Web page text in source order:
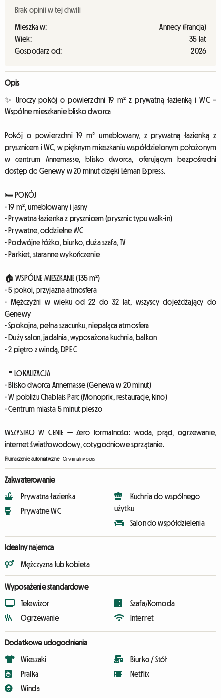
Brak opinii w tej chwili
Mieszka w:
Annecy (Francja)
Wiek:
35 lat
Gospodarz od:
2026
Opis
✨ Uroczy pokój o powierzchni 19 m² z prywatną łazienką i WC –
Wspólne mieszkanie blisko dworca
Pokój o powierzchni 19 m² umeblowany, z prywatną łazienką z
prysznicem i WC, w pięknym mieszkaniu współdzielonym położonym
w centrum Annemasse, blisko dworca, oferującym bezpośredni
dostęp do Genewy w 20 minut dzięki Léman Express.
🛏️ POKÓJ
- 19 m², umeblowany i jasny
- Prywatna łazienka z prysznicem (prysznic typu walk-in)
- Prywatne, oddzielne WC
- Podwójne łóżko, biurko, duża szafa, TV
- Parkiet, staranne wykończenie
🏠 WSPÓLNE MIESZKANIE (135 m²)
- 5 pokoi, przyjazna atmosfera
- Mężczyźni w wieku od 22 do 32 lat, wszyscy dojeżdżający do
Genewy
- Spokojna, pełna szacunku, niepaląca atmosfera
- Duży salon, jadalnia, wyposażona kuchnia, balkon
- 2 piętro z windą, DPE C
📍 LOKALIZACJA
- Blisko dworca Annemasse (Genewa w 20 minut)
- W pobliżu Chablais Parc (Monoprix, restauracje, kino)
- Centrum miasta 5 minut pieszo
WSZYSTKO W CENIE — Zero formalności: woda, prąd, ogrzewanie,
internet światłowodowy, cotygodniowe sprzątanie.
Tłumaczenie automatyczne-Oryginalny opis
Zakwaterowanie
Prywatna łazienka
Prywatne WC
Kuchnia do wspólnego
użytku
Salon do współdzielenia
Idealny najemca
Mężczyzna lub kobieta
Wyposażenie standardowe
Telewizor
Ogrzewanie
Szafa/Komoda
Internet
Dodatkowe udogodnienia
Wieszaki
Pralka
Winda
Biurko / Stół
Netflix